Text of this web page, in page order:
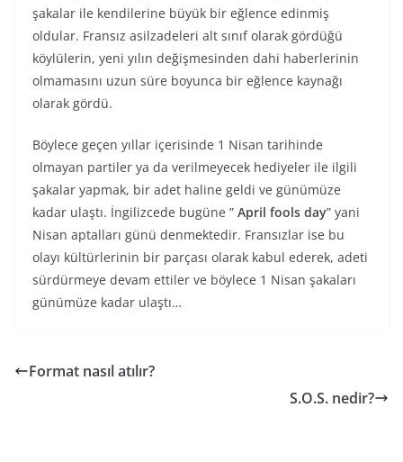
şakalar ile kendilerine büyük bir eğlence edinmiş
oldular. Fransız asilzadeleri alt sınıf olarak gördüğü
köylülerin, yeni yılın değişmesinden dahi haberlerinin
olmamasını uzun süre boyunca bir eğlence kaynağı
olarak gördü.
Böylece geçen yıllar içerisinde 1 Nisan tarihinde
olmayan partiler ya da verilmeyecek hediyeler ile ilgili
şakalar yapmak, bir adet haline geldi ve günümüze
kadar ulaştı. İngilizcede bugüne ” April fools day” yani
Nisan aptalları günü denmektedir. Fransızlar ise bu
olayı kültürlerinin bir parçası olarak kabul ederek, adeti
sürdürmeye devam ettiler ve böylece 1 Nisan şakaları
günümüze kadar ulaştı…
Format nasıl atılır?
S.O.S. nedir?